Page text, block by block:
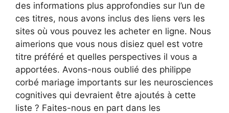
des informations plus approfondies sur l’un de
ces titres, nous avons inclus des liens vers les
sites où vous pouvez les acheter en ligne. Nous
aimerions que vous nous disiez quel est votre
titre préféré et quelles perspectives il vous a
apportées. Avons-nous oublié des philippe
corbé mariage importants sur les neurosciences
cognitives qui devraient être ajoutés à cette
liste ? Faites-nous en part dans les